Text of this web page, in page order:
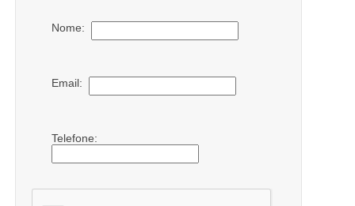
Nome:
Email:
Telefone: